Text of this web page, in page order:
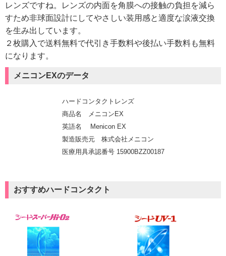
レンズですね。レンズの内面を角膜への接触の負担を減ら
すため非球面設計にしてやさしい装用感と適度な涙液交換
を生み出しています。
２枚購入で送料無料で代引き手数料や後払い手数料も無料
になります。
メニコンEXのデータ
ハードコンタクトレンズ
商品名 メニコンEX
英語名 Menicon EX
製造販売元 株式会社メニコン
医療用具承認番号 15900BZZ00187
おすすめハードコンタクト